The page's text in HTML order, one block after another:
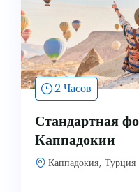
2 Часов
Стандартная
Каппадокии
Каппадокия, Турция